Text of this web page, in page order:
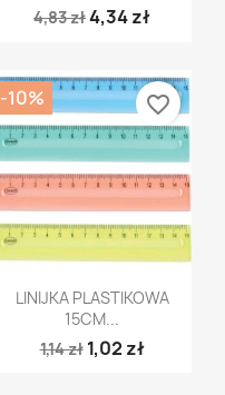
4,83 zł4,34 zł
Szybki podgląd
LINIJKA PLASTIKOWA
15CM...
1,14 zł 1,02 zł
-10% favorite_border